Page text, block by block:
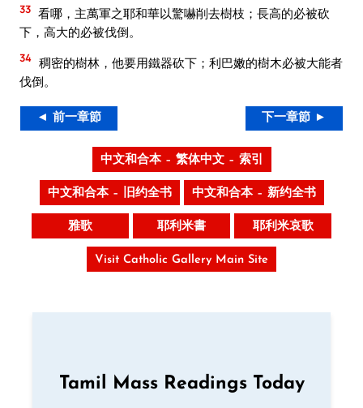
33 看哪，主萬軍之耶和華以驚嚇削去樹枝；長高的必被砍
下，高大的必被伐倒。
34 稠密的樹林，他要用鐵器砍下；利巴嫩的樹木必被大能者
伐倒。
◄ 前一章節 下一章節 ►
中文和合本 – 繁体中文 – 索引
中文和合本 – 旧约全书 中文和合本 – 新约全书
雅歌 耶利米書 耶利米哀歌
Visit Catholic Gallery Main Site
Tamil Mass Readings Today